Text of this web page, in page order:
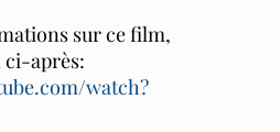
sur ce film,
ci-après:
watch?